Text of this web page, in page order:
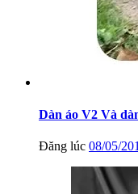
Dàn áo V2 Và
Đăng lúc 08/05/